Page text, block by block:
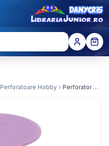
Perforatoare Hobby Perforator Hobby 2.5CM Ghiveci DACO (PF025/4)